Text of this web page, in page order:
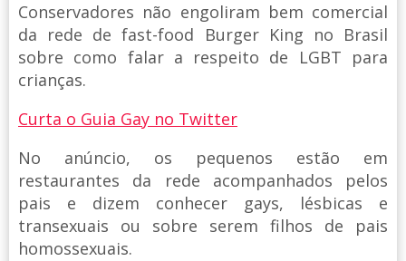
Conservadores não engoliram bem comercial
da rede de fast-food Burger King no Brasil
sobre como falar a respeito de LGBT para
crianças.
Curta o Guia Gay no Twitter
No anúncio, os pequenos estão em
restaurantes da rede acompanhados pelos
pais e dizem conhecer gays, lésbicas e
transexuais ou sobre serem filhos de pais
homossexuais.